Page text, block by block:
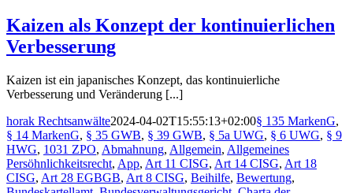
Kaizen als Konzept der kontinuierlichen
Verbesserung
Kaizen ist ein japanisches Konzept, das kontinuierliche
Verbesserung und Veränderung [...]
horak Rechtsanwälte2024-04-02T15:55:13+02:00§ 135 MarkenG,
§ 14 MarkenG, § 35 GWB, § 39 GWB, § 5a UWG, § 6 UWG, § 9
HWG, 1031 ZPO, Abmahnung, Allgemein, Allgemeines
Persöhnlichkeitsrecht, App, Art 11 CISG, Art 14 CISG, Art 18
CISG, Art 28 EGBGB, Art 8 CISG, Beihilfe, Bewertung,